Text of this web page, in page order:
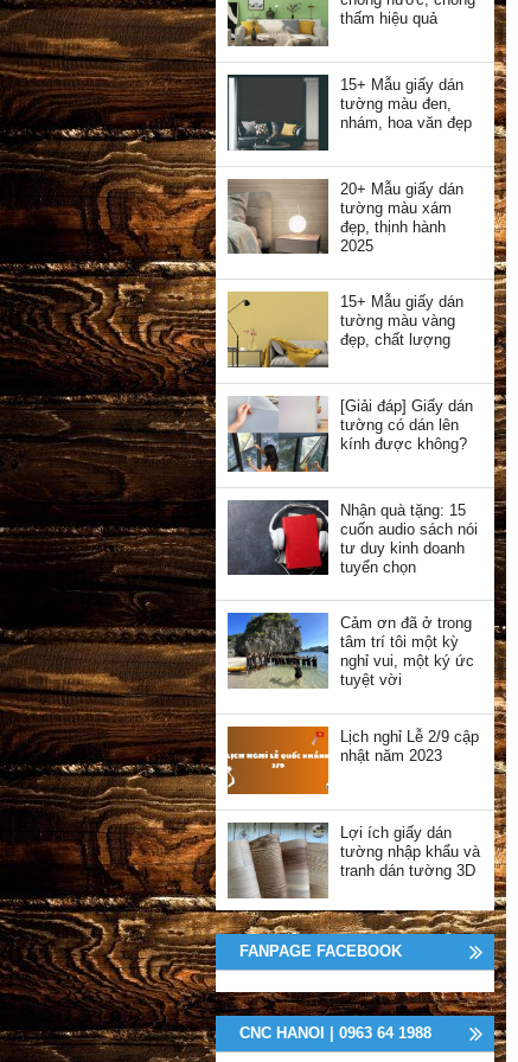
thấm hiệu quả
15+ Mẫu giấy dán
tường màu đen,
nhám, hoa văn đẹp
20+ Mẫu giấy dán
tường màu xám
đẹp, thịnh hành
2025
15+ Mẫu giấy dán
tường màu vàng
đẹp, chất lượng
[Giải đáp] Giấy dán
tường có dán lên
kính được không?
Nhận quà tặng: 15
cuốn audio sách nói
tư duy kinh doanh
tuyển chọn
Cảm ơn đã ở trong
tâm trí tôi một kỳ
nghỉ vui, một ký ức
tuyệt vời
Lịch nghỉ Lễ 2/9 cập
nhật năm 2023
Lợi ích giấy dán
tường nhập khẩu và
tranh dán tường 3D
FANPAGE FACEBOOK
CNC HANOI | 0963 64 1988